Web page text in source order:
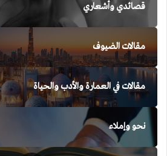
قصائدي وأشعاري
مقالات الضيوف
مقالات في العمارة والأدب والحياة
نحو وإملاء